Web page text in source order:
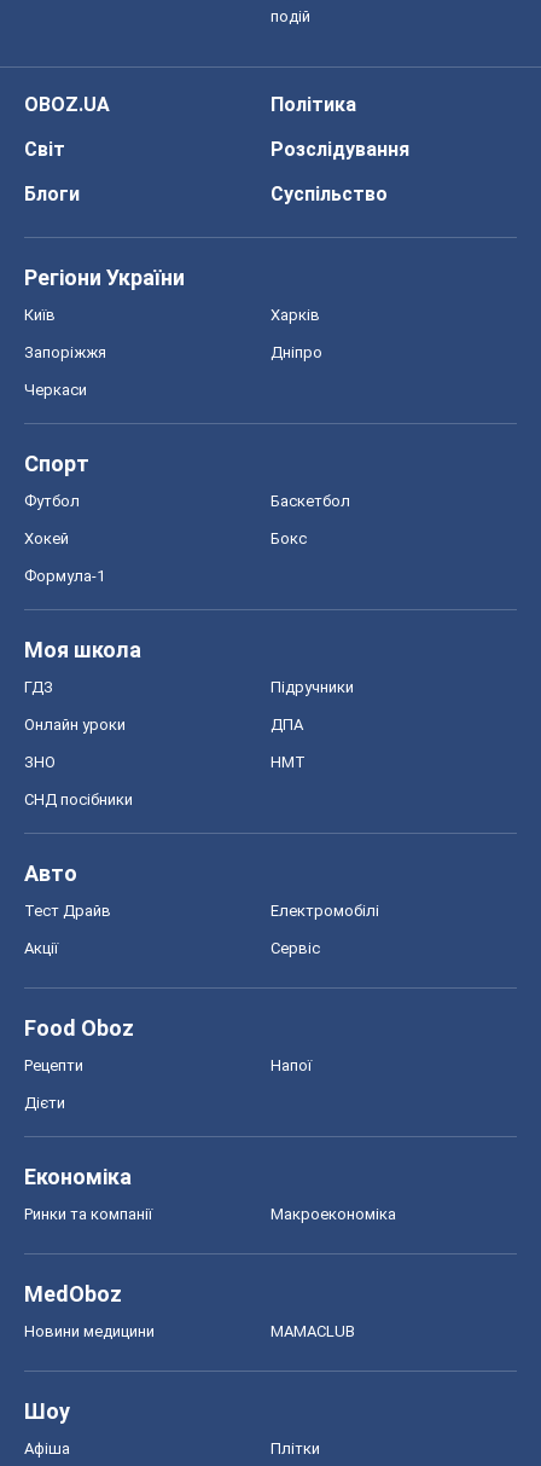
подій
OBOZ.UA
Політика
Світ
Розслідування
Блоги
Суспільство
Регіони України
Київ Харків
Запоріжжя Дніпро
Черкаси
Спорт
Футбол Баскетбол
Хокей Бокс
Формула-1
Моя школа
ГДЗ Підручники
Онлайн уроки ДПА
ЗНО НМТ
СНД посібники
Авто
Тест Драйв Електромобілі
Акції Сервіс
Food Oboz
Рецепти Напої
Дієти
Економіка
Ринки та компанії Макроекономіка
MedOboz
Новини медицини MAMACLUB
Шоу
Афіша Плітки